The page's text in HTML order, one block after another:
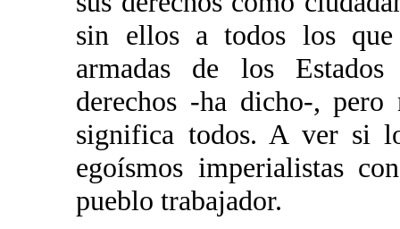
sin ellos a todos los
armadas de los
derechos -ha dicho-,
significa todos. A ver si
egoísmos imperialistas
pueblo trabajador.